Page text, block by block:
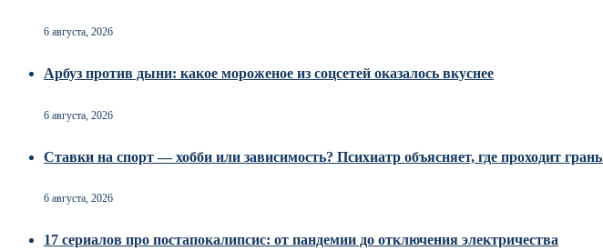
6 августа, 2026
Арбуз против дыни: какое мороженое из соцсетей оказалось вкуснее
6 августа, 2026
Ставки на спорт — хобби или зависимость? Психиатр объясняет, где проходит грань
6 августа, 2026
17 сериалов про постапокалипсис: от пандемии до отключения электричества